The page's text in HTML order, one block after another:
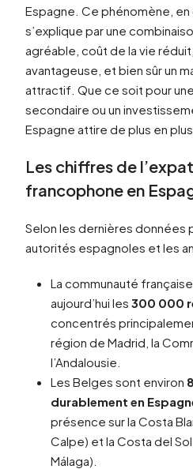
Espagne. Ce phénomène,
s’explique par une
agréable, coût de la vie
avantageuse, et bien sûr un
attractif. Que ce soit pour
secondaire ou un
Espagne attire de plus en
Les chiffres de
francophone en
Selon les dernières données
autorités espagnoles et les
La communauté
aujourd’hui les 300 000
concentrés
région de Madrid, la
l’Andalousie.
Les Belges sont environ
durablement en
présence sur la Costa
Calpe) et la Costa del
Málaga).